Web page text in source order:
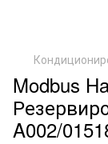
Modbus
A002/